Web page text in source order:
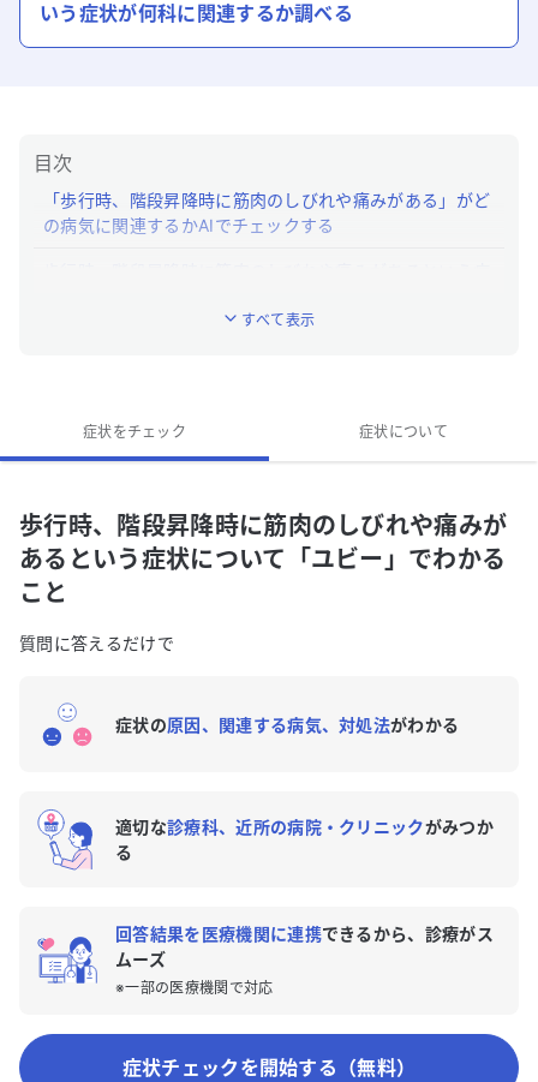
いう症状が何科に関連するか調べる
目次
「歩行時、階段昇降時に筋肉のしびれや痛みがある」がど
の病気に関連するかAIでチェックする
に関連する症状はありますか？
すべて表示
症状をチェック 症状について
歩行時、階段昇降時に筋肉のしびれや痛みが
あるという症状について「ユビー」でわかる
こと
質問に答えるだけで
症状の原因、関連する病気、対処法がわかる
適切な診療科、近所の病院・クリニックがみつか
る
回答結果を医療機関に連携できるから、診療がス
ムーズ
※一部の医療機関で対応
症状チェックを開始する（無料）